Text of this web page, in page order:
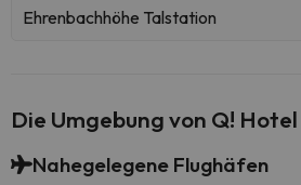
Ehrenbachhöhe Talstation
Die Umgebung von Q!
Nahegelegene Flughäfen